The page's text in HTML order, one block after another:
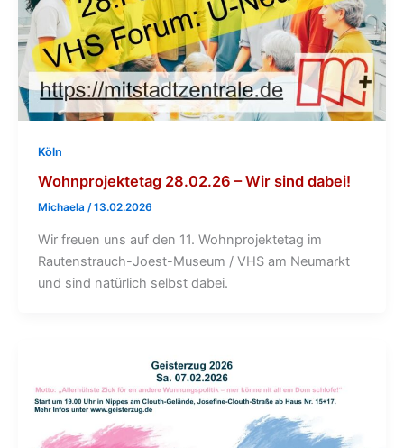
Köln
Wohnprojektetag 28.02.26 – Wir sind dabei!
Michaela /13.02.2026
Wir freuen uns auf den 11. Wohnprojektetag im
Rautenstrauch-Joest-Museum / VHS am Neumarkt
und sind natürlich selbst dabei.